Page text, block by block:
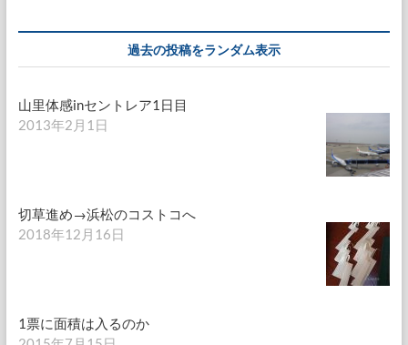
ョ
ン
過去の投稿をランダム表示
山里体感inセントレア1日目
2013年2月1日
切草進め→浜松のコストコへ
2018年12月16日
1票に面積は入るのか